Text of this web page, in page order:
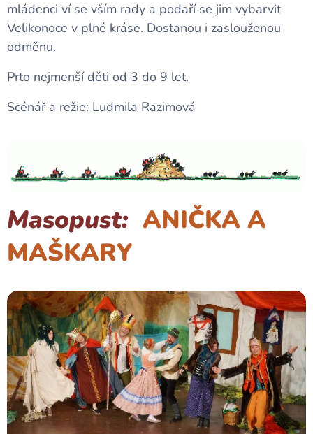
mládenci ví se vším rady a podaří se jim vybarvit
Velikonoce v plné kráse. Dostanou i zaslouženou
odměnu.
Prto nejmenší děti od 3 do 9 let.
Scénář a režie: Ludmila Razimová
Masopust: ANIČKA A
MAŠKARY